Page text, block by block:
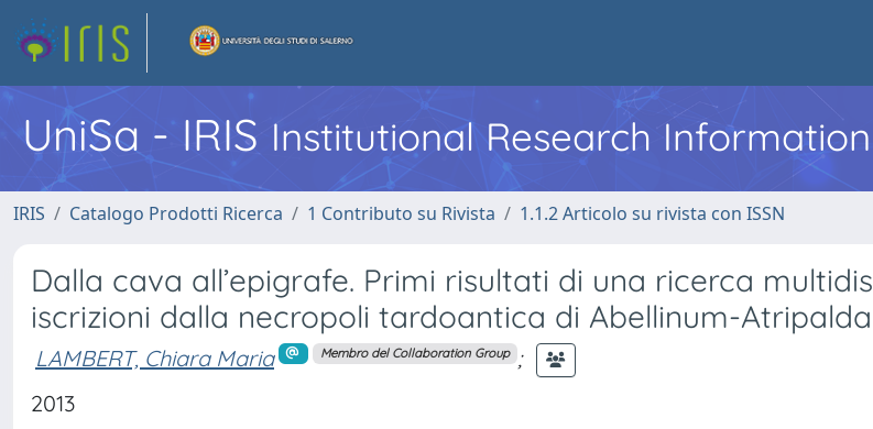
UniSa - IRIS Institutional Research
IRIS Catalogo Prodotti Ricerca 1 Contributo su Rivista 1.1.2 Articolo su rivista con ISSN
Dalla cava all’epigrafe. Primi risultati di una ricerca
iscrizioni dalla necropoli tardoantica di Abellinum-Atripalda
LAMBERT, Chiara Maria Membro del Collaboration Group
;
2013